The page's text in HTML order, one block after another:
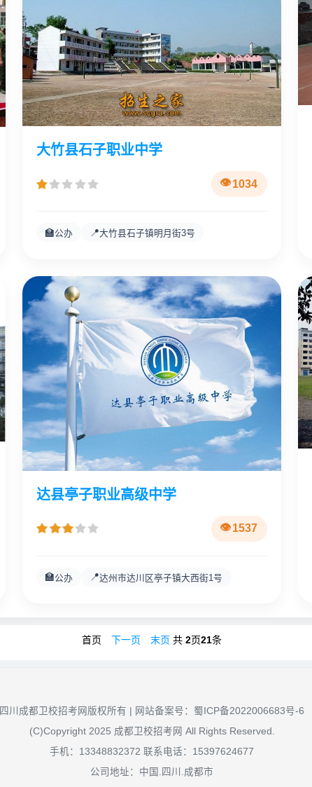
大竹县石子职业中学
1034
🏫公办 📍大竹县石子镇明月街3号
达县亭子职业高级中学
1537
🏫公办 📍达州市达川区亭子镇大西街1号
首页 下一页 末页 共 2页21条
四川成都卫校招考网版权所有 | 网站备案号： 蜀ICP备2022006683号-6
(C)Copyright 2025 成都卫校招考网 All Rights Reserved.
手机：13348832372 联系电话：15397624677
公司地址：中国.四川.成都市